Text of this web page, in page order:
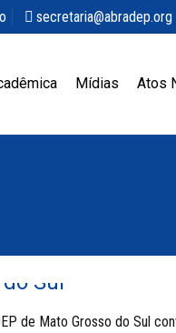
secretaria@abradep.org
Mídias Atos
Sul
de Mato Grosso do Sul